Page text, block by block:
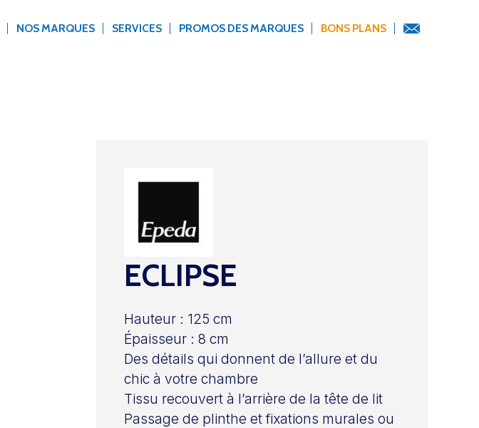
NOS MARQUES SERVICES PROMOS DES MARQUES BONS PLANS
ECLIPSE
Hauteur : 125 cm
Épaisseur : 8 cm
Des détails qui donnent de l’allure et du
chic à votre chambre
Tissu recouvert à l’arrière de la tête de lit
Passage de plinthe et fixations murales ou